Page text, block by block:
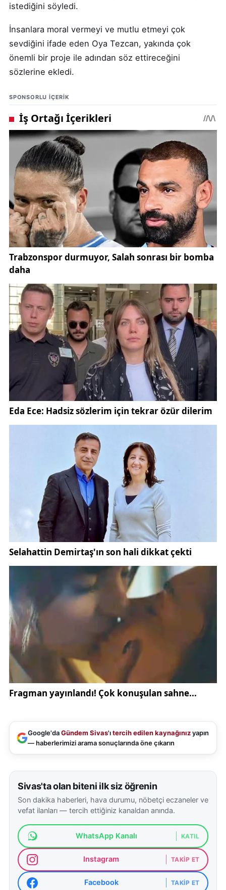
istediğini söyledi.
İnsanlara moral vermeyi ve mutlu etmeyi çok
sevdiğini ifade eden Oya Tezcan, yakında çok
önemli bir proje ile adından söz ettireceğini
sözlerine ekledi.
SPONSORLU IÇERIK
Google'daGündem Sivas'ıtercih edilen kaynağınızyapın
— haberlerimizi arama sonuçlarında öne çıkarın
Sivas'ta olan biteni ilk siz öğrenin
Son dakika haberleri, hava durumu, nöbetçi eczaneler ve
vefat ilanları — tercih ettiğiniz kanaldan anında.
WhatsApp Kanalı KATIL
Instagram TAKIP ET
Facebook TAKIP ET